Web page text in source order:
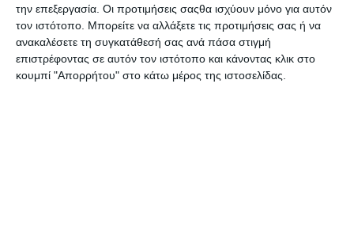
την επεξεργασία. Οι προτιμήσεις σαςθα ισχύουν μόνο για αυτόν
τον ιστότοπο. Μπορείτε να αλλάξετε τις προτιμήσεις σας ή να
ανακαλέσετε τη συγκατάθεσή σας ανά πάσα στιγμή
επιστρέφοντας σε αυτόν τον ιστότοπο και κάνοντας κλικ στο
κουμπί "Απορρήτου" στο κάτω μέρος της ιστοσελίδας.